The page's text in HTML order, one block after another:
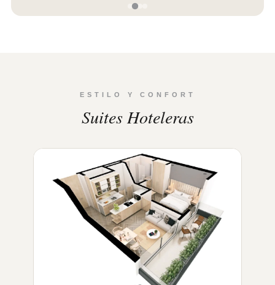
ESTILO Y CONFORT
Suites Hoteleras